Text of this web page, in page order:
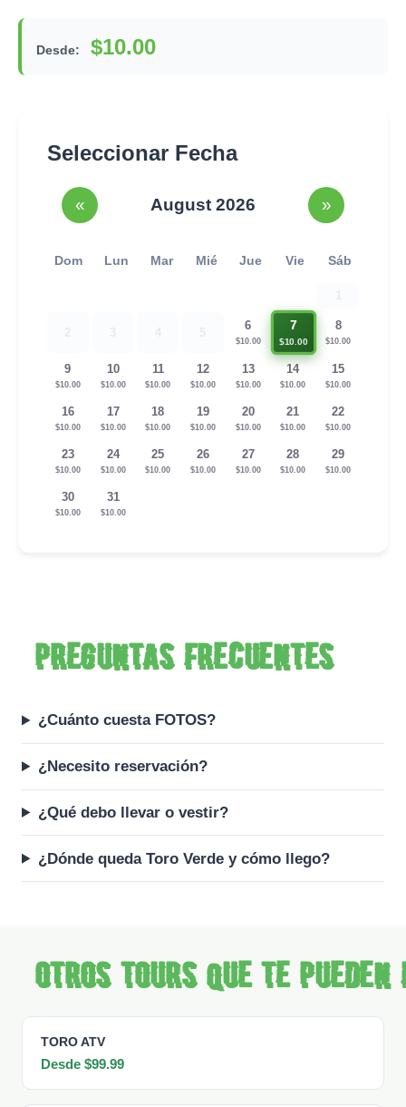
Desde: $10.00
Seleccionar Fecha
« August 2026 »
Dom Lun Mar Mié Jue Vie Sáb
6
$10.00
7
$10.00
8
$10.00
9
$10.00
10
$10.00
11
$10.00
12
$10.00
13
$10.00
14
$10.00
15
$10.00
16
$10.00
17
$10.00
18
$10.00
19
$10.00
20
$10.00
21
$10.00
22
$10.00
23
$10.00
24
$10.00
25
$10.00
26
$10.00
27
$10.00
28
$10.00
29
$10.00
30
$10.00
31
$10.00
Preguntas frecuentes
¿Cuánto cuesta FOTOS?
¿Necesito reservación?
¿Qué debo llevar o vestir?
¿Dónde queda Toro Verde y cómo llego?
Otros tours que te
TORO ATV
Desde $99.99